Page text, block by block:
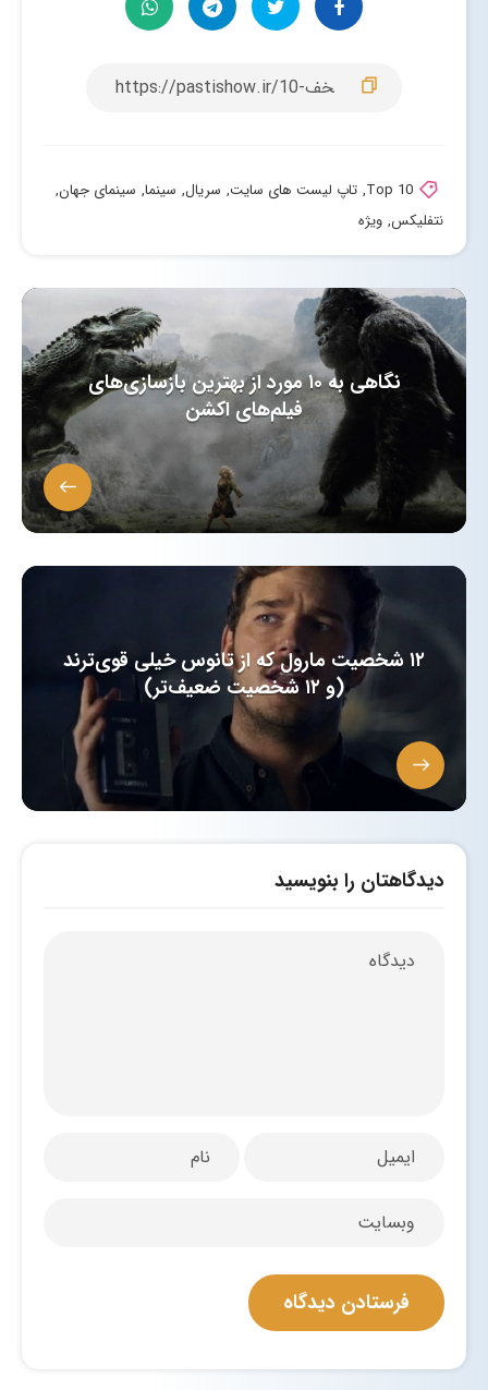
Top 10
, تاپ لیست های سایت, سریال, سینما, سینمای جهان,
نتفلیکس, ویژه
نگاهی به ۱۰ مورد از بهترین بازسازی‌های
فیلم‌های اکشن
۱۲ شخصیت مارول که از تانوس خیلی قوی‌ترند
(و ۱۲ شخصیت ضعیف‌تر)
دیدگاهتان را بنویسید